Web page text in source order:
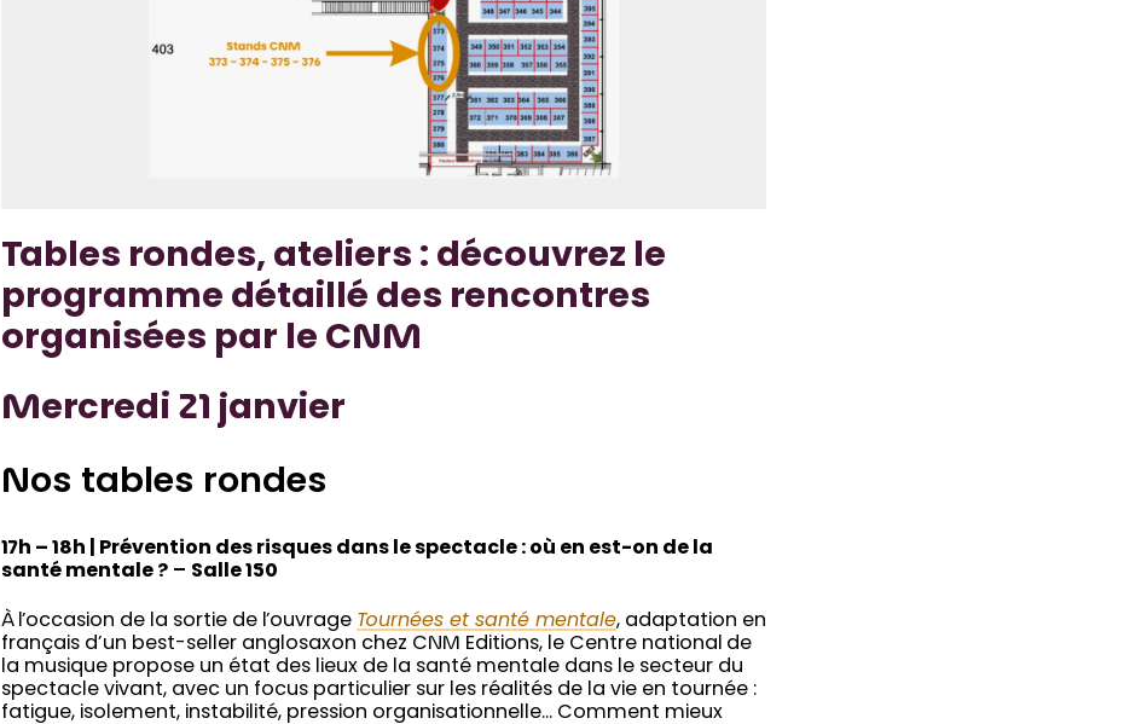
Tables rondes, ateliers : découvrez le
programme détaillé des rencontres
organisées par le CNM
Mercredi 21 janvier
Nos tables rondes
17h – 18h | Prévention des risques dans le spectacle : où en est-on de la
santé mentale ? – Salle 150
À l’occasion de la sortie de l’ouvrage Tournées et santé mentale, adaptation en
français d’un best-seller anglosaxon chez CNM Editions, le Centre national de
la musique propose un état des lieux de la santé mentale dans le secteur du
spectacle vivant, avec un focus particulier sur les réalités de la vie en tournée :
fatigue, isolement, instabilité, pression organisationnelle… Comment mieux